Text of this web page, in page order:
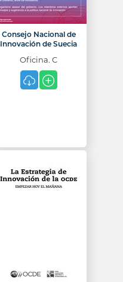
Consejo Nacional de
Innovación de Suecia
Oficina. C